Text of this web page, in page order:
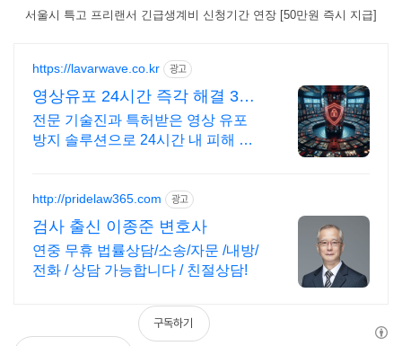
서울시 특고 프리랜서 긴급생계비 신청기간 연장 [50만원 즉시 지급]
https://lavarwave.co.kr 광고
영상유포 24시간 즉각 해결 365
일 상담으로 협박 구제
전문 기술진과 특허받은 영상 유포
방지 솔루션으로 24시간 내 피해 완
http://pridelaw365.com 광고
검사 출신 이종준 변호사
연중 무휴 법률상담/소송/자문 /내방/
전화 / 상담 가능합니다 / 친절상담!
구독하기